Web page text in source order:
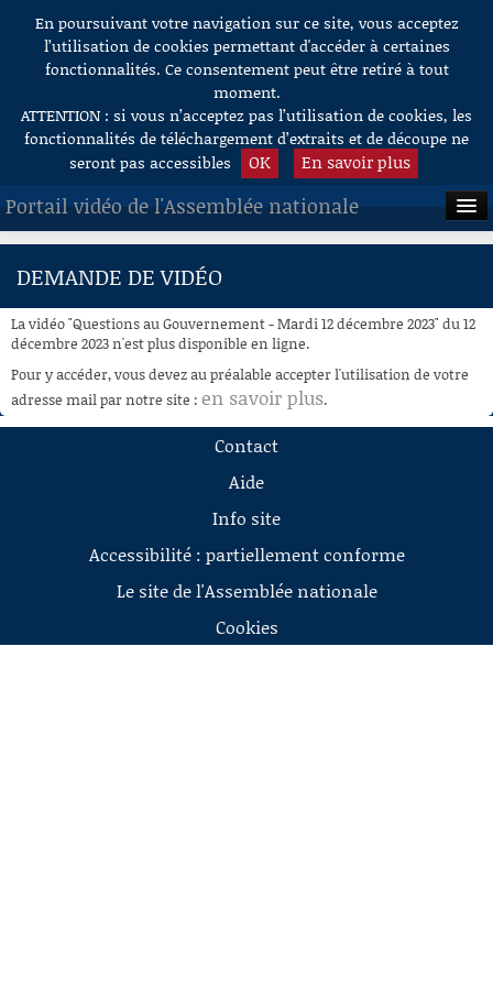
Aller au contenu
En poursuivant votre navigation sur ce site, vous acceptez
l’utilisation de cookies permettant d'accéder à certaines
fonctionnalités. Ce consentement peut être retiré à tout
moment.
ATTENTION : si vous n’acceptez pas l’utilisation de cookies, les
fonctionnalités de téléchargement d’extraits et de découpe ne
seront pas accessibles
OK En savoir plus
Portail vidéo de l'Assemblée nationale
ACCUEIL
À LA DEMANDE
RECHERCHE
AIDE À LA DÉCOUPE
DEMANDE DE VIDÉO
La vidéo "Questions au Gouvernement - Mardi 12 décembre 2023" du 12
décembre 2023 n'est plus disponible en ligne.
Pour y accéder, vous devez au préalable accepter l'utilisation de votre
adresse mail par notre site : en savoir plus.
Contact
Aide
Info site
Accessibilité : partiellement conforme
Le site de l'Assemblée nationale
Cookies